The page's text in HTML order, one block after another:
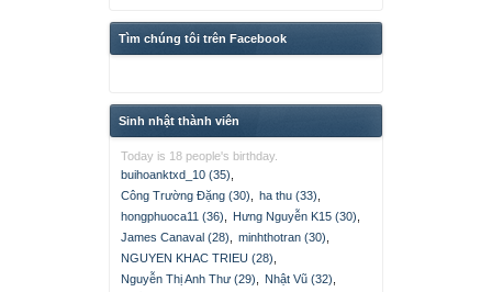
Tìm chúng tôi trên Facebook
Sinh nhật thành viên
Today is 18 people's birthday.
buihoanktxd_10 (35)
Công Trường Đặng (30)
ha thu (33)
hongphuoca11 (36)
Hưng Nguyễn K15 (30)
James Canaval (28)
minhthotran (30)
NGUYEN KHAC TRIEU (28)
Nguyễn Thị Anh Thư (29)
Nhật Vũ (32)